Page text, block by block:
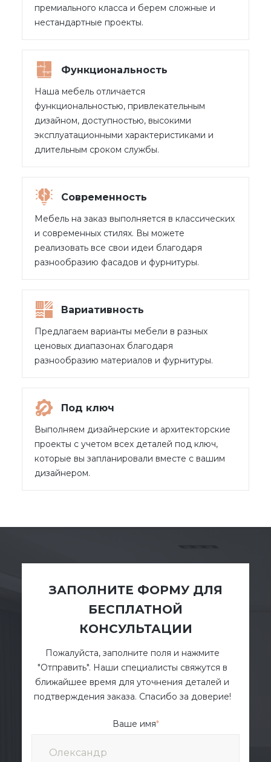
премиального класса и берем сложные и
нестандартные проекты.
Функциональность
Наша мебель отличается
функциональностью, привлекательным
дизайном, доступностью, высокими
эксплуатационными характеристиками и
длительным сроком службы.
Современность
Мебель на заказ выполняется в классических
и современных стилях. Вы можете
реализовать все свои идеи благодаря
разнообразию фасадов и фурнитуры.
Вариативность
Предлагаем варианты мебели в разных
ценовых диапазонах благодаря
разнообразию материалов и фурнитуры.
Под ключ
Выполняем дизайнерские и архитекторские
проекты с учетом всех деталей под ключ,
которые вы запланировали вместе с вашим
дизайнером.
ЗАПОЛНИТЕ ФОРМУ ДЛЯ
БЕСПЛАТНОЙ
КОНСУЛЬТАЦИИ
Пожалуйста, заполните поля и нажмите
"Отправить". Наши специалисты свяжутся в
ближайшее время для уточнения деталей и
подтверждения заказа. Спасибо за доверие!
Ваше имя*